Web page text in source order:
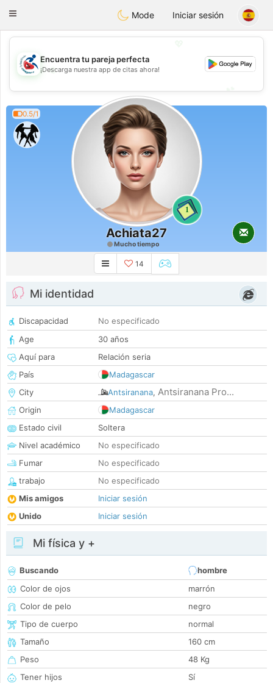
Handi Space
Toggle
Mode Iniciar sesión
💖
💕
Encuentra tu pareja perfecta
¡Descarga nuestra app de citas ahora!
0.5/1
1
Achiata27
Mucho tiempo
14
Mi identidad
Discapacidad
No especificado
Age
30 años
Aquí para
Relación seria
País
Madagascar
City
Antsiranana, Antsiranana Pro...
Origin
Madagascar
Estado civil
Soltera
Nivel académico
No especificado
Fumar
No especificado
trabajo
No especificado
Mis amigos
Iniciar sesión
Unido
Iniciar sesión
Mi física y +
Buscando
hombre
Color de ojos
marrón
Color de pelo
negro
Tipo de cuerpo
normal
Tamaño
160 cm
Peso
48 Kg
Tener hijos
Sí